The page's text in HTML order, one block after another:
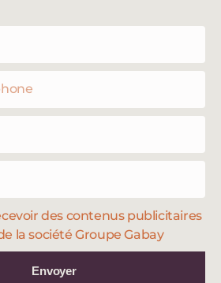
des contenus publicitaires
la société Groupe Gabay
Envoyer